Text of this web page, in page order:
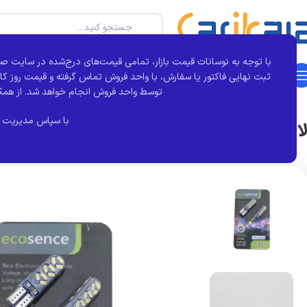
با توجه به نوسانات قیمت بازار، تمامی قیمت‌های درج‌شده در سایت
ثبت نهایی فاکتور یا سفارش، با واحد فروش تماس گرفته و قیمت روز
توسط واحد فروش انجام خواهد شد. از
با سپاس
دسته بندی محصولات خانهبجورتماس با مادرباره کارآی کالا مقالات خانه برند قطعه اکوسنس لامپ آریایی ال ای دی رزین دار 18 SMD سفید | اکوECO
لامپ آریایی ال ای دی رزین دار 18 SMD سفید | اکوECO